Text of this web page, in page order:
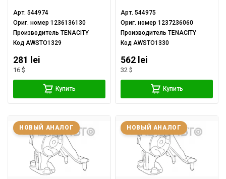
Арт.544974
Ориг. номер1236136130
ПроизводительTENACITY
КодAWSTO1329
281 lei
16 $
Купить
Арт.544975
Ориг. номер1237236060
ПроизводительTENACITY
КодAWSTO1330
562 lei
32 $
Купить
НОВЫЙ АНАЛОГ НОВЫЙ АНАЛОГ